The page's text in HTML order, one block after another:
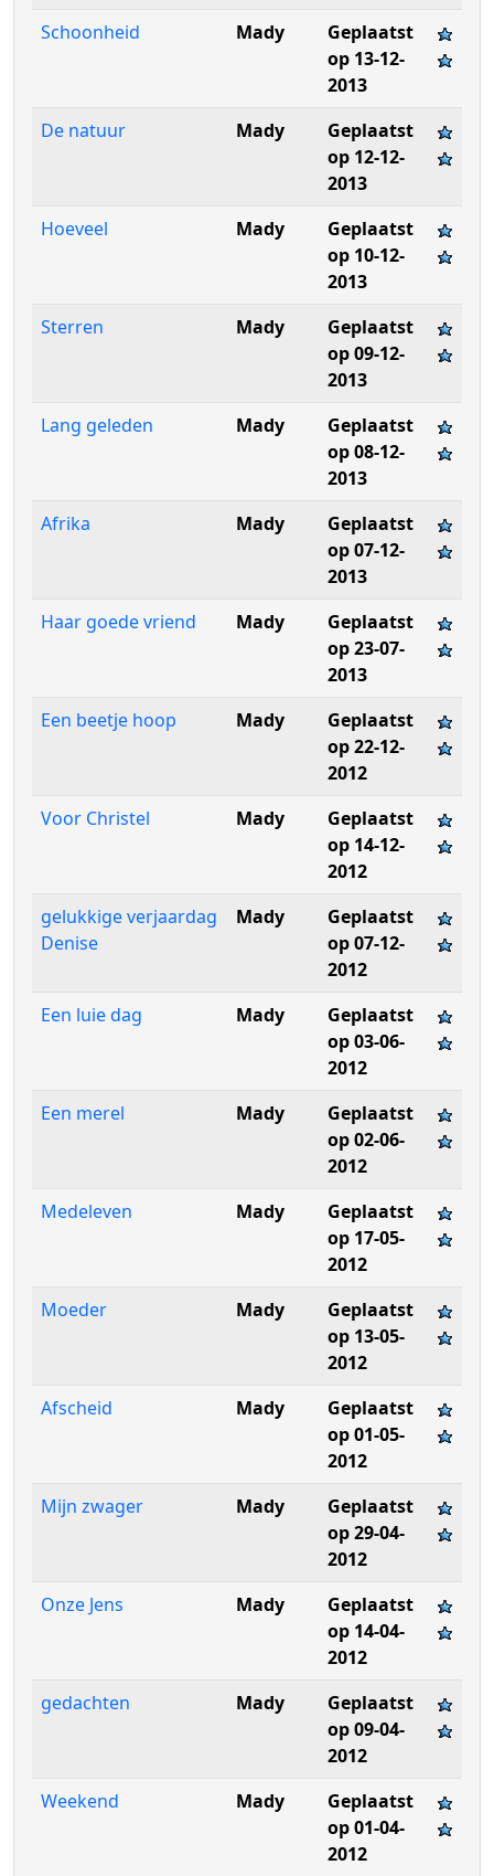
Schoonheid
Mady
Geplaatst
op 13-12-
2013
De natuur
Mady
Geplaatst
op 12-12-
2013
Hoeveel
Mady
Geplaatst
op 10-12-
2013
Sterren
Mady
Geplaatst
op 09-12-
2013
Lang geleden
Mady
Geplaatst
op 08-12-
2013
Afrika
Mady
Geplaatst
op 07-12-
2013
Haar goede vriend
Mady
Geplaatst
op 23-07-
2013
Een beetje hoop
Mady
Geplaatst
op 22-12-
2012
Voor Christel
Mady
Geplaatst
op 14-12-
2012
gelukkige verjaardag
Denise
Mady
Geplaatst
op 07-12-
2012
Een luie dag
Mady
Geplaatst
op 03-06-
2012
Een merel
Mady
Geplaatst
op 02-06-
2012
Medeleven
Mady
Geplaatst
op 17-05-
2012
Moeder
Mady
Geplaatst
op 13-05-
2012
Afscheid
Mady
Geplaatst
op 01-05-
2012
Mijn zwager
Mady
Geplaatst
op 29-04-
2012
Onze Jens
Mady
Geplaatst
op 14-04-
2012
gedachten
Mady
Geplaatst
op 09-04-
2012
Weekend
Mady
Geplaatst
op 01-04-
2012